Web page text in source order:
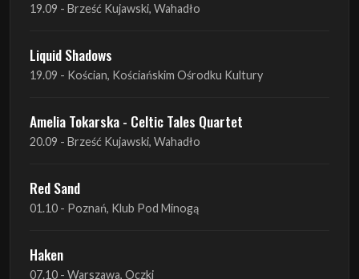
19.09 - Brześć Kujawski, Wahadło
Liquid Shadows
19.09 - Kościan, Kościańskim Ośrodku Kultury
Amelia Tokarska - Celtic Tales Quartet
20.09 - Brześć Kujawski, Wahadło
Red Sand
01.10 - Poznań, Klub Pod Minogą
Haken
07.10 - Warszawa, Oczki